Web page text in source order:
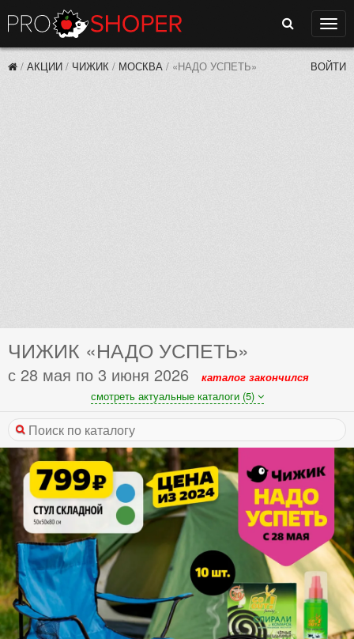
Поиск
/ АКЦИИ / ЧИЖИК / МОСКВА / «НАДО УСПЕТЬ» ВОЙТИ
ЧИЖИК «НАДО УСПЕТЬ»
с 28 мая по 3 июня 2026
каталог закончился
смотреть актуальные каталоги (5)